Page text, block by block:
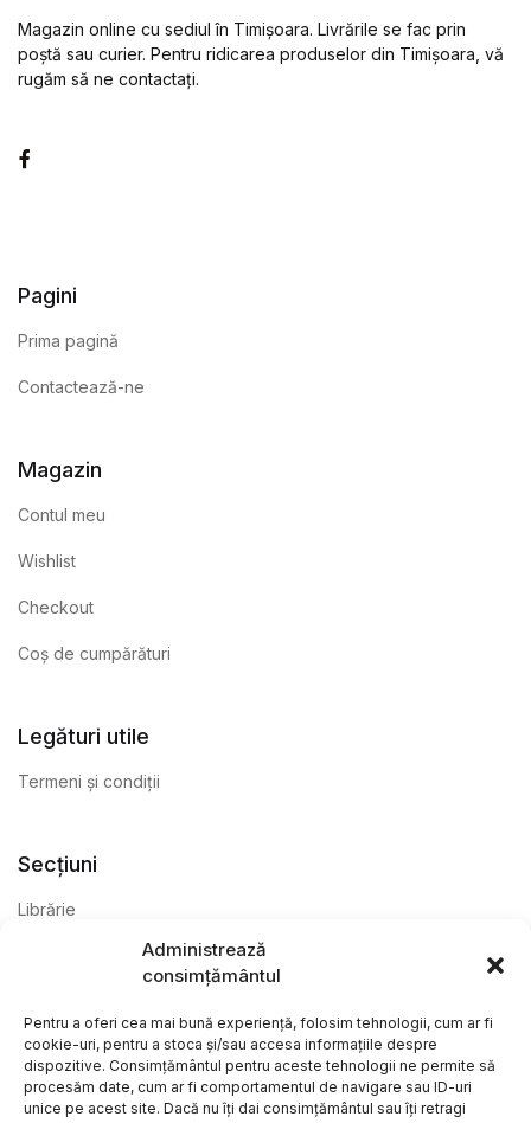
Administrează
consimțământul
Pentru a oferi cea mai bună experiență, folosim tehnologii, cum ar fi
cookie-uri, pentru a stoca și/sau accesa informațiile despre
dispozitive. Consimțământul pentru aceste tehnologii ne permite să
procesăm date, cum ar fi comportamentul de navigare sau ID-uri
unice pe acest site. Dacă nu îți dai consimțământul sau îți retragi
Magazin online cu sediul în Timișoara. Livrările se fac prin
poștă sau curier. Pentru ridicarea produselor din Timișoara, vă
rugăm să ne contactați.
Pagini
Prima pagină
Contactează-ne
Magazin
Contul meu
Wishlist
Checkout
Coș de cumpărături
Legături utile
Termeni și condiții
Secțiuni
Librărie